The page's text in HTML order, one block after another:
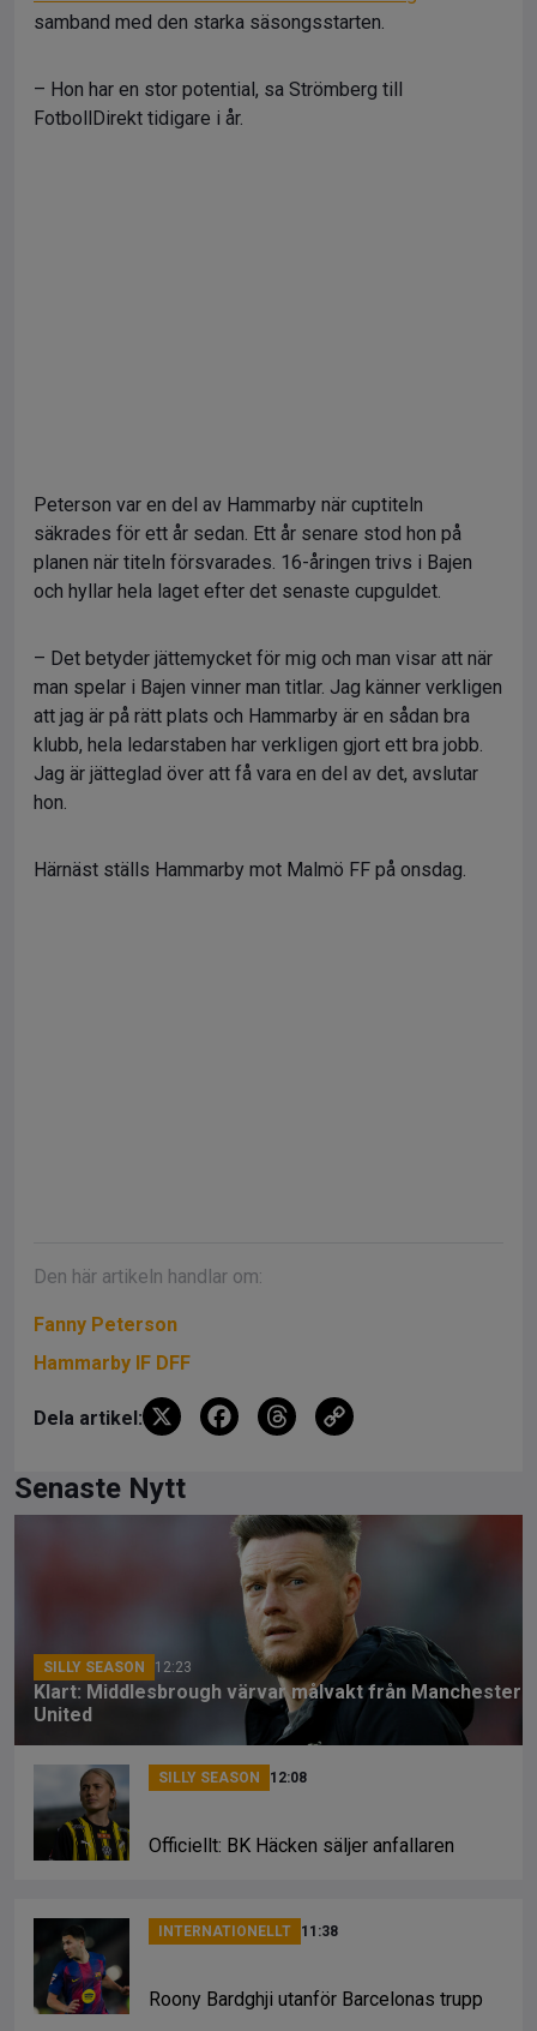
samband med den starka säsongsstarten.
– Hon har en stor potential, sa Strömberg till
FotbollDirekt tidigare i år.
Peterson var en del av Hammarby när cuptiteln
säkrades för ett år sedan. Ett år senare stod hon på
planen när titeln försvarades. 16-åringen trivs i Bajen
och hyllar hela laget efter det senaste cupguldet.
– Det betyder jättemycket för mig och man visar att när
man spelar i Bajen vinner man titlar. Jag känner verkligen
att jag är på rätt plats och Hammarby är en sådan bra
klubb, hela ledarstaben har verkligen gjort ett bra jobb.
Jag är jätteglad över att få vara en del av det, avslutar
hon.
Härnäst ställs Hammarby mot Malmö FF på onsdag.
Den här artikeln handlar om:
Fanny Peterson
Hammarby IF DFF
Dela artikel: X
F
b
o
o
k
T
a
d
s
Li
n
k
Senaste Nytt
SILLY SEASON 12:23
Klart: Middlesbrough värvar målvakt från Manchester
United
SILLY SEASON 12:08
Officiellt: BK Häcken säljer anfallaren
INTERNATIONELLT 11:38
Roony Bardghji utanför Barcelonas trupp